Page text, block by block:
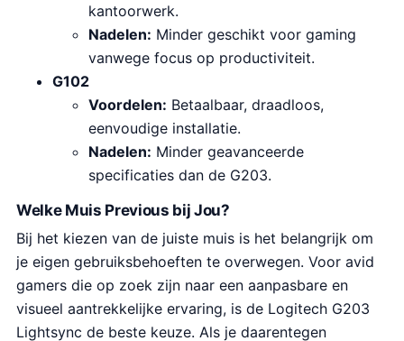
kantoorwerk.
Nadelen: Minder geschikt voor gaming
vanwege focus op productiviteit.
G102
Voordelen: Betaalbaar, draadloos,
eenvoudige installatie.
Nadelen: Minder geavanceerde
specificaties dan de G203.
Welke Muis Previous bij Jou?
Bij het kiezen van de juiste muis is het belangrijk om
je eigen gebruiksbehoeften te overwegen. Voor avid
gamers die op zoek zijn naar een aanpasbare en
visueel aantrekkelijke ervaring, is de Logitech G203
Lightsync de beste keuze. Als je daarentegen